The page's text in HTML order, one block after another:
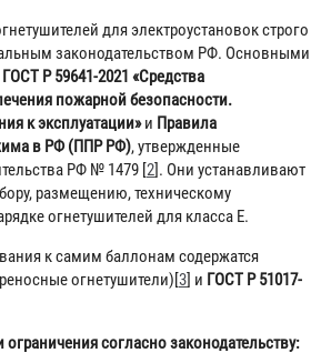
для электроустановок строго
законодательством РФ. Основными
ГОСТ Р 59641-2021 «Средства
пожарной безопасности.
к эксплуатации»и Правила
в РФ (ППР РФ), утвержденные
РФ № 1479 [2]. Они устанавливают
размещению, техническому
огнетушителей для класса E.
к самим баллонам содержатся
огнетушители)[3] и ГОСТ Р 51017-
согласно законодательству: